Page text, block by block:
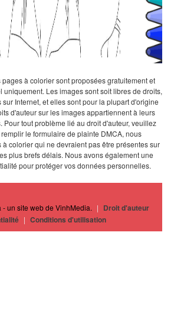
pages à colorier sont proposées gratuitement et
Les images sont soit libres de droits,
Internet, et elles sont pour la plupart d'origine
d'auteur sur les images appartiennent à leurs
Pour tout problème lié au droit d'auteur, veuillez
le formulaire de plainte DMCA, nous
colorier qui ne devraient pas être présentes sur
plus brefs délais. Nous avons également une
pour protéger vos données personnelles.
un site web de VinhMedia. | Droit d'auteur
| Conditions d'utilisation